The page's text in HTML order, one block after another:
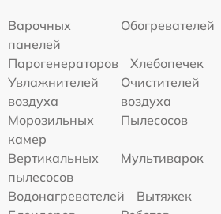
Варочных
панелей
Обогревателей
Парогенераторов
Хлебопечек
Увлажнителей
воздуха
Очистителей
воздуха
Морозильных
камер
Пылесосов
Вертикальных
пылесосов
Мультиварок
Водонагревателей
Вытяжек